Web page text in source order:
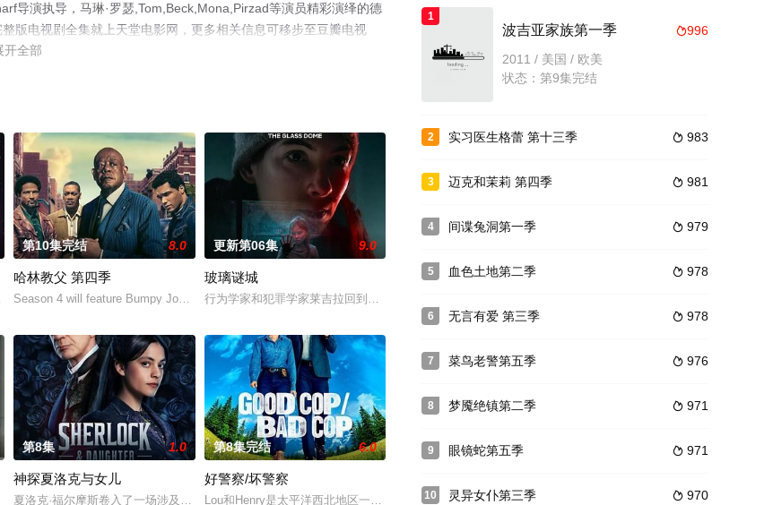
导演执导，马琳·罗瑟,Tom,Beck,Mona,Pirzad等演员精彩演绎的德
版电视剧全集就上天堂电影网，更多相关信息可移步至豆瓣电视
开全部
“Valiant”的存在，描
戏后果是致命的”博士和最新认识的小伙伴布兰达钱德拉继续在宇宙
第10集完结 8.0
哈林教父 第四季
Season 4 will feature Bumpy Johnson as he conti
更新第06集 9.0
玻璃谜城
行为学家和犯罪学家莱吉拉回到瑞典一个人口稀少的小社区。她对这个地方有着矛盾的感情：当她还是个小
第8集 1.0
神探夏洛克与女儿
夏洛克·福尔摩斯卷入了一场涉及宿敌莫里亚蒂教授的邪恶阴谋，最终与一位母亲最近被谋杀的年轻美国土
第8集完结 6.0
好警察/坏警察
Lou和Henry是太平洋西北地区一个小警队中的姐弟侦探组合，他们必须面对各式各样的居民、严重
1
996
波吉亚家族第一季
2011 / 美国 / 欧美
状态：第9集完结
2  983
实习医生格蕾 第十三季
3  981
迈克和茉莉 第四季
4  979
间谍兔洞第一季
5  978
血色土地第二季
6  978
无言有爱 第三季
7  976
菜鸟老警第五季
8  971
梦魇绝镇第二季
9  971
眼镜蛇第五季
10  970
灵异女仆第三季